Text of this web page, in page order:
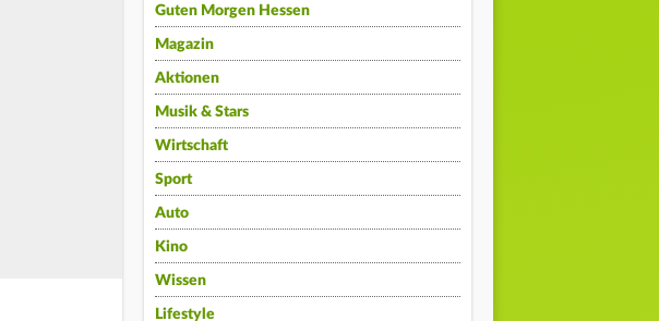
Guten Morgen Hessen
Magazin
Aktionen
Musik & Stars
Wirtschaft
Sport
Auto
Kino
Wissen
Lifestyle